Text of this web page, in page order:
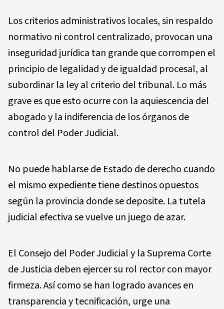
Los criterios administrativos locales, sin respaldo
normativo ni control centralizado, provocan una
inseguridad jurídica tan grande que corrompen el
principio de legalidad y de igualdad procesal, al
subordinar la ley al criterio del tribunal. Lo más
grave es que esto ocurre con la aquiescencia del
abogado y la indiferencia de los órganos de
control del Poder Judicial.
No puede hablarse de Estado de derecho cuando
el mismo expediente tiene destinos opuestos
según la provincia donde se deposite. La tutela
judicial efectiva se vuelve un juego de azar.
El Consejo del Poder Judicial y la Suprema Corte
de Justicia deben ejercer su rol rector con mayor
firmeza. Así como se han logrado avances en
transparencia y tecnificación, urge una